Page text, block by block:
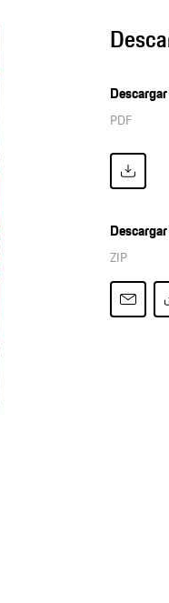
PDF
ZIP